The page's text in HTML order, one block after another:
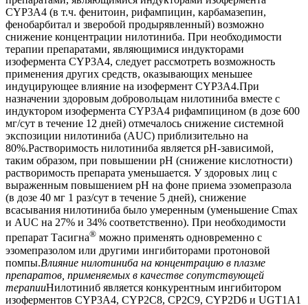
CYP3A4 (в т.ч. фенитоин, рифампицин, карбамазепин,
фенобарбитал и зверобой продырявленный) возможно
снижение концентрации нилотиниба. При необходимости
терапии препаратами, являющимися индукторами
изофермента CYP3A4, следует рассмотреть возможность
применения других средств, оказывающих меньшее
индуцирующее влияние на изофермент CYP3A4.При
назначении здоровым добровольцам нилотиниба вместе с
индуктором изофермента CYP3A4 рифампицином (в дозе 600
мг/сут в течение 12 дней) отмечалось снижение системной
экспозиции нилотиниба (AUC) приблизительно на
80%.Растворимость нилотиниба является рН-зависимой,
таким образом, при повышении рН (снижение кислотности)
растворимость препарата уменьшается. У здоровых лиц с
выраженным повышением рН на фоне приема эзомепразола
(в дозе 40 мг 1 раз/сут в течение 5 дней), снижение
всасывания нилотиниба было умеренным (уменьшение Cmax
и AUC на 27% и 34% соответственно). При необходимости
препарат Тасигна® можно применять одновременно с
эзомепразолом или другими ингибиторами протоновой
помпы.Влияние нилотиниба на концентрацию в плазме
препаратов, применяемых в качестве сопутствующей
терапииНилотиниб является конкурентным ингибитором
изоферментов CYP3A4, CYP2C8, CP2C9, CYP2D6 и UGT1A1